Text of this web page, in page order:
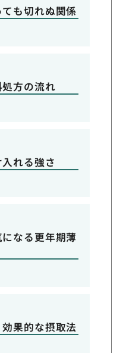
も切れぬ関係
方の流れ
れる強さ
なる更年期薄
果的な摂取法